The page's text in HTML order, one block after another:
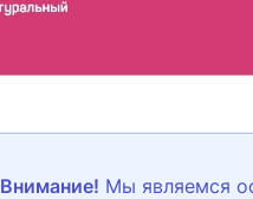
Внимание! Мы являемся